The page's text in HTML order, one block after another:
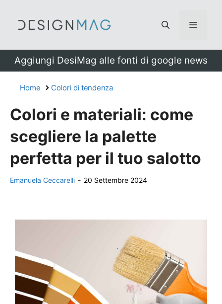
Menu
Aggiungi DesiMag alle fonti di google news
Home Colori di tendenza
Colori e materiali: come
scegliere la palette
perfetta per il tuo salotto
Emanuela Ceccarelli - 20 Settembre 2024